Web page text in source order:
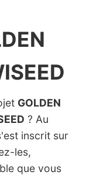
GOLDEN
? Au
inscrit sur
les,
que vous